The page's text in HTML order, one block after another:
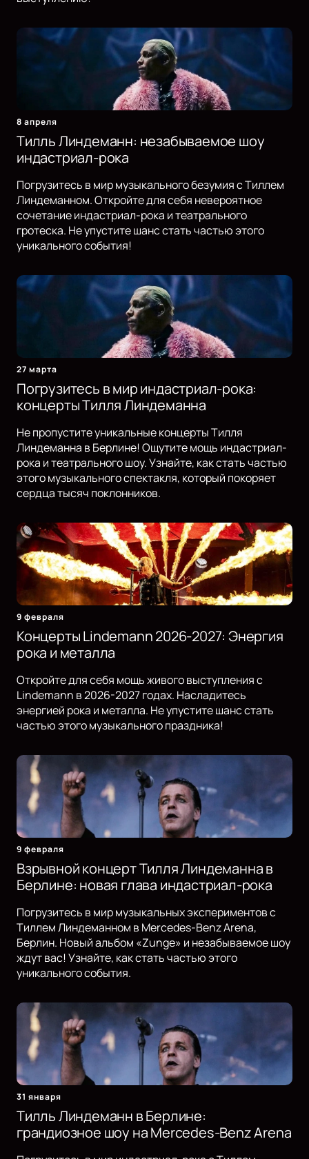
8 апреля
Тилль Линдеманн: незабываемое шоу
индастриал-рока
Погрузитесь в мир музыкального безумия с Тиллем
Линдеманном. Откройте для себя невероятное
сочетание индастриал-рока и театрального
гротеска. Не упустите шанс стать частью этого
уникального события!
27 марта
Погрузитесь в мир индастриал-рока:
концерты Тилля Линдеманна
Не пропустите уникальные концерты Тилля
Линдеманна в Берлине! Ощутите мощь индастриал-
рока и театрального шоу. Узнайте, как стать частью
этого музыкального спектакля, который покоряет
сердца тысяч поклонников.
9 февраля
Концерты Lindemann 2026-2027: Энергия
рока и металла
Откройте для себя мощь живого выступления с
Lindemann в 2026-2027 годах. Насладитесь
энергией рока и металла. Не упустите шанс стать
частью этого музыкального праздника!
9 февраля
Взрывной концерт Тилля Линдеманна в
Берлине: новая глава индастриал-рока
Погрузитесь в мир музыкальных экспериментов с
Тиллем Линдеманном в Mercedes-Benz Arena,
Берлин. Новый альбом «Zunge» и незабываемое шоу
ждут вас! Узнайте, как стать частью этого
уникального события.
31 января
Тилль Линдеманн в Берлине:
грандиозное шоу на Mercedes-Benz Arena